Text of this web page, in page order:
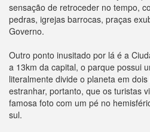
sensação de retroceder no tempo,
pedras, igrejas barrocas, praças
Governo.
Outro ponto inusitado por lá é a
a 13km da capital, o parque possui
literalmente divide o planeta em
estranhar, portanto, que os turistas
famosa foto com um pé no
sul.